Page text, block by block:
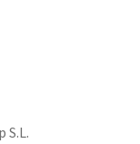
S.L.